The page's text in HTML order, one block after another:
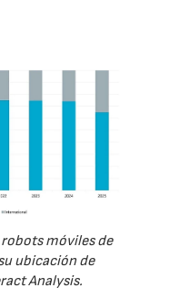
móviles de
ubicación de
Analysis.